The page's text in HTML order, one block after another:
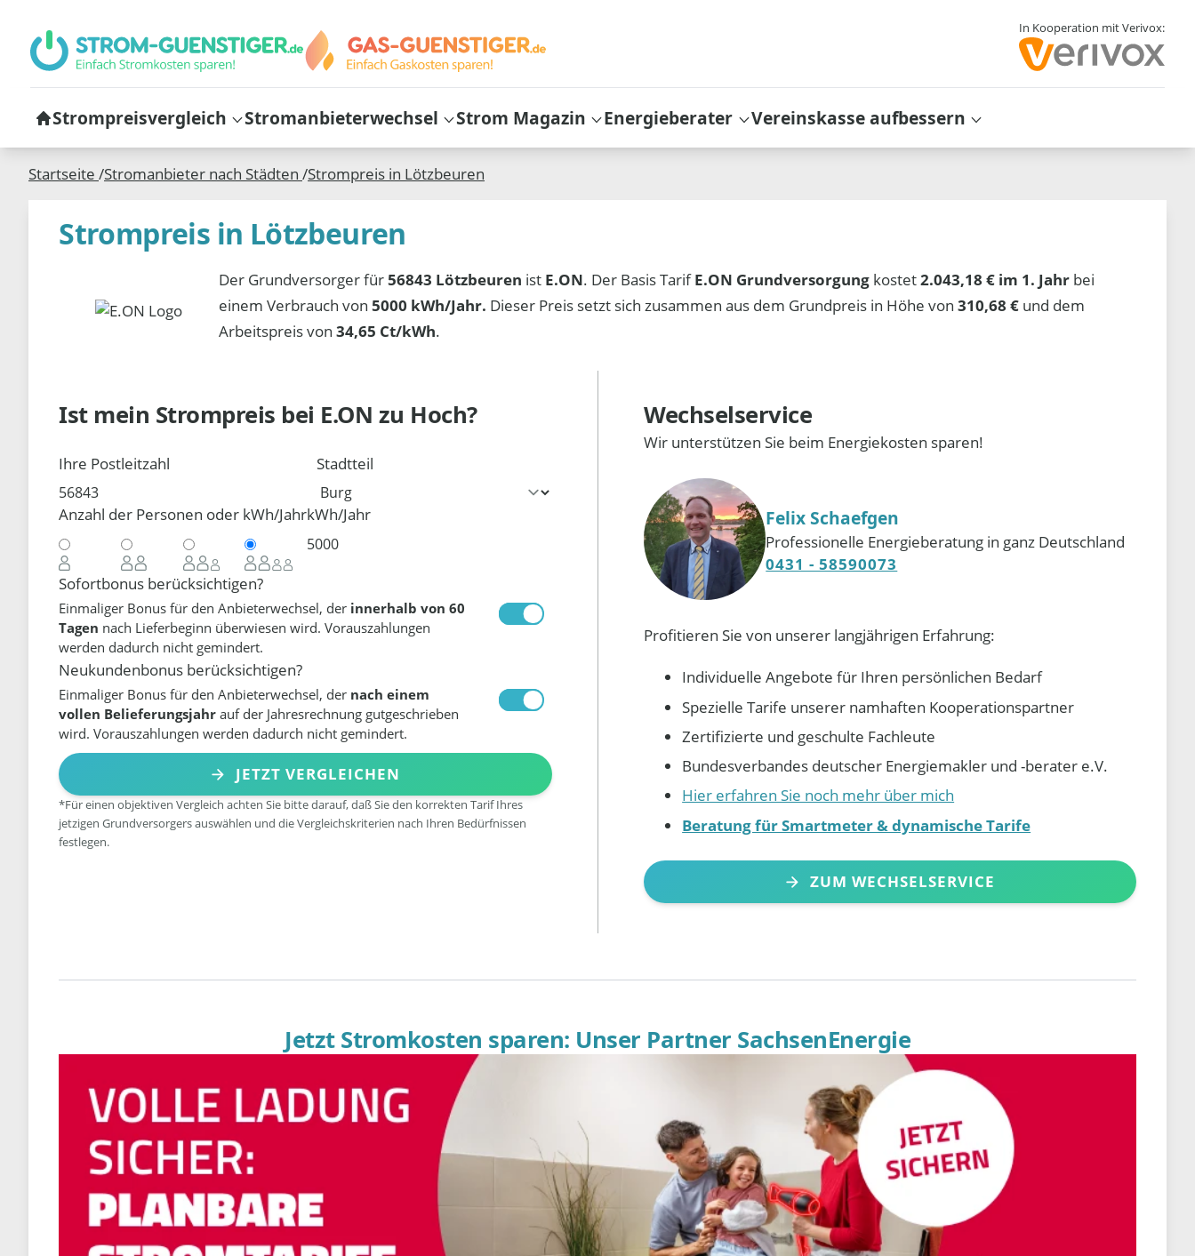
In Kooperation mit Verivox:
Strompreisvergleich Stromanbieterwechsel Strom Magazin Energieberater Vereinskasse aufbessern
Startseite /Stromanbieter nach Städten /Strompreis in Lötzbeuren
Strompreis in Lötzbeuren
Der Grundversorger für56843 Lötzbeuren ist E.ON. Der Basis TarifE.ON Grundversorgung kostet2.043,18 € im 1. Jahr bei
einem Verbrauch von5000 kWh/Jahr. Dieser Preis setzt sich zusammen aus dem Grundpreis in Höhe von310,68 € und dem
Arbeitspreis von34,65 Ct/kWh.
Ist mein Strompreis bei E.ON zu Hoch?
Ihre Postleitzahl Stadtteil
Anzahl der Personen oder kWh/JahrkWh/Jahr
Sofortbonus berücksichtigen?
Einmaliger Bonus für den Anbieterwechsel, der innerhalb von 60
Tagen nach Lieferbeginn überwiesen wird. Vorauszahlungen
werden dadurch nicht gemindert.
Neukundenbonus berücksichtigen?
Einmaliger Bonus für den Anbieterwechsel, der nach einem
vollen Belieferungsjahr auf der Jahresrechnung gutgeschrieben
wird. Vorauszahlungen werden dadurch nicht gemindert.
JETZT VERGLEICHEN
*Für einen objektiven Vergleich achten Sie bitte darauf, daß Sie den korrekten Tarif Ihres
jetzigen Grundversorgers auswählen und die Vergleichskriterien nach Ihren Bedürfnissen
festlegen.
Wechselservice
Wir unterstützen Sie beim Energiekosten sparen!
Felix Schaefgen
Professionelle Energieberatung in ganz Deutschland
0431 - 58590073
Profitieren Sie von unserer langjährigen Erfahrung:
Individuelle Angebote für Ihren persönlichen Bedarf
Spezielle Tarife unserer namhaften Kooperationspartner
Zertifizierte und geschulte Fachleute
Bundesverbandes deutscher Energiemakler und -berater e.V.
Hier erfahren Sie noch mehr über mich
Beratung für Smartmeter & dynamische Tarife
ZUM WECHSELSERVICE
Jetzt Stromkosten sparen: Unser Partner SachsenEnergie